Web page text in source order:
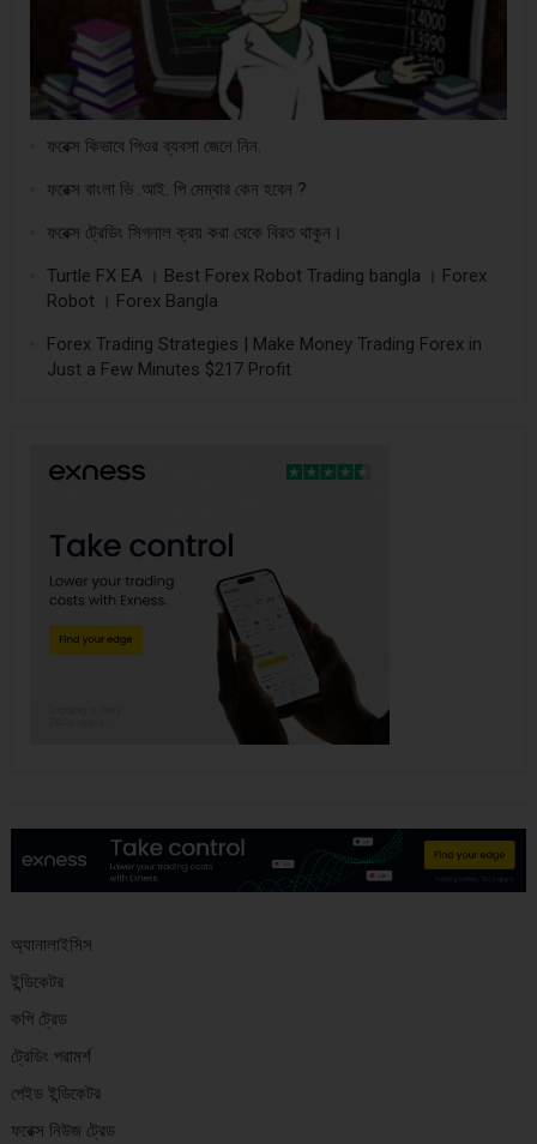
ফরেক্স কিভাবে পিওর ব্যবসা জেনে নিন.
ফরেক্স বাংলা ভি .আই. পি মেম্বার কেন হবেন ?
ফরেক্স ট্রেডিং সিগনাল ক্রয় করা থেকে বিরত থাকুন।
Turtle FX EA । Best Forex Robot Trading bangla । Forex
Robot । Forex Bangla
Forex Trading Strategies | Make Money Trading Forex in
Just a Few Minutes $217 Profit
অ্যানালাইসিস
ইন্ডিকেটর
কপি ট্রেড
ট্রেডিং পরামর্শ
পেইড ইন্ডিকেটর
ফরেক্স নিউজ ট্রেড